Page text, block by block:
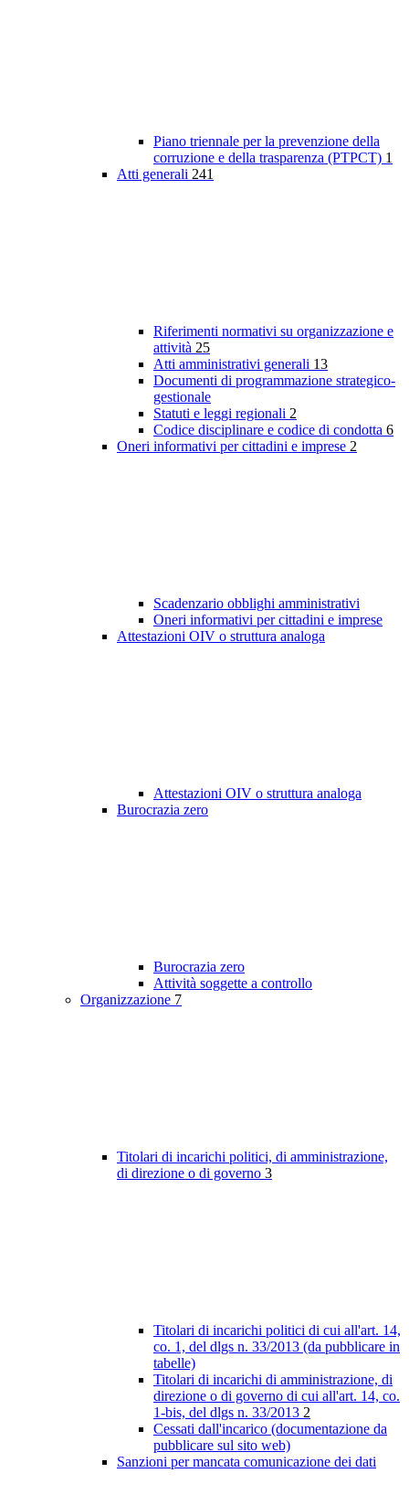
Piano triennale per la prevenzione della
corruzione e della trasparenza (PTPCT) 1
Atti generali 241
Riferimenti normativi su organizzazione e
attività 25
Atti amministrativi generali 13
Documenti di programmazione strategico-
gestionale
Statuti e leggi regionali 2
Codice disciplinare e codice di condotta 6
Oneri informativi per cittadini e imprese 2
Scadenzario obblighi amministrativi
Oneri informativi per cittadini e imprese
Attestazioni OIV o struttura analoga
Attestazioni OIV o struttura analoga
Burocrazia zero
Burocrazia zero
Attività soggette a controllo
Organizzazione 7
Titolari di incarichi politici, di amministrazione,
di direzione o di governo 3
Titolari di incarichi politici di cui all'art. 14,
co. 1, del dlgs n. 33/2013 (da pubblicare in
tabelle)
Titolari di incarichi di amministrazione, di
direzione o di governo di cui all'art. 14, co.
1-bis, del dlgs n. 33/2013 2
Cessati dall'incarico (documentazione da
pubblicare sul sito web)
Sanzioni per mancata comunicazione dei dati